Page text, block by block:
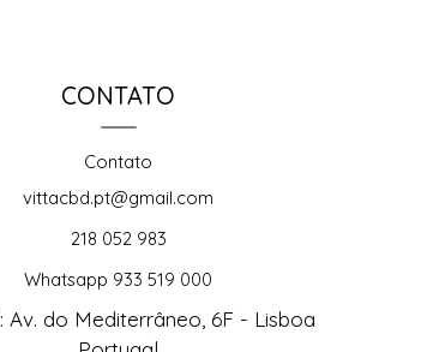
CONTATO
Contato
vittacbd.pt@gmail.com
218 052 983
Whatsapp 933 519 000
Av. do Mediterrâneo, 6F - Lisboa